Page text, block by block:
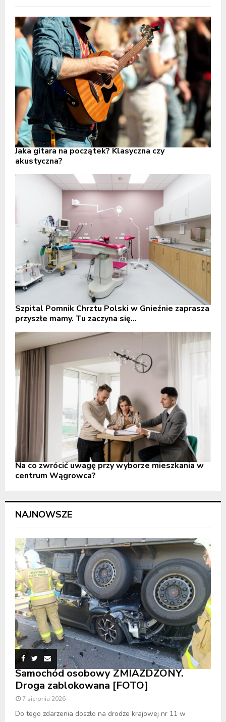
Jaka gitara na początek? Klasyczna czy
akustyczna?
Szpital Pomnik Chrztu Polski w Gnieźnie zaprasza
przyszłe mamy. Tu zaczyna się...
Na co zwrócić uwagę przy wyborze mieszkania w
centrum Wągrowca?
NAJNOWSZE
Samochód osobowy ZMIAŻDŻONY.
Droga zablokowana [FOTO]
7 sierpnia 2026
Do tego zdarzenia doszło na drodze krajowej nr 11 w